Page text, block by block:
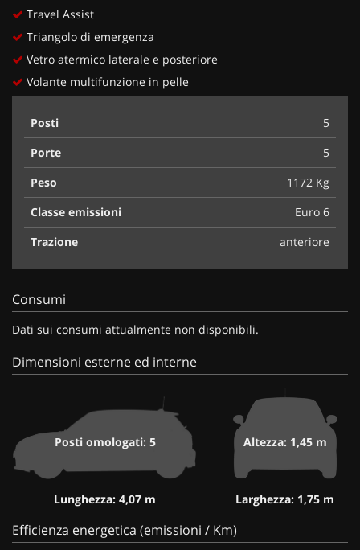
Travel Assist
Triangolo di emergenza
Vetro atermico laterale e posteriore
Volante multifunzione in pelle
Posti
5
Porte
5
Peso
1172 Kg
Classe emissioni
Euro 6
Trazione
anteriore
Consumi
Dati sui consumi attualmente non disponibili.
Dimensioni esterne ed interne
Posti omologati: 5
Lunghezza: 4,07 m
Altezza: 1,45 m
Larghezza: 1,75 m
Efficienza energetica (emissioni / Km)